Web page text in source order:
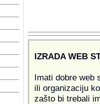
IZRADA WEB
Imati dobre web
ili organizaciju
zašto bi trebali